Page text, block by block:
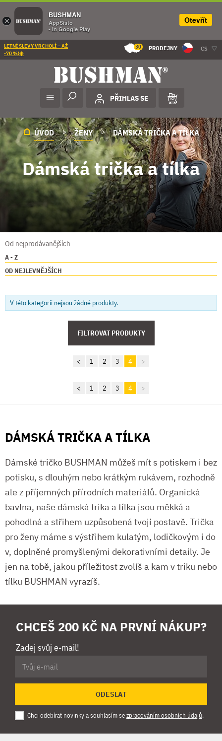
LETNÍ SLEVY VRCHOLÍ – AŽ
-70 %!☀️
30 PRODEJNY CS
PŘIHLAS SE
ÚVOD ŽENY DÁMSKÁ TRIČKA A TÍLKA
Dámská trička a tílka
Od nejprodávanějších
A - Z
OD NEJLEVNĚJŠÍCH
V této kategorii nejsou žádné produkty.
FILTROVAT PRODUKTY
< 1 2 3 4 >
< 1 2 3 4 >
DÁMSKÁ TRIČKA A TÍLKA
Dámské tričko BUSHMAN můžeš mít s potiskem i bez
potisku, s dlouhým nebo krátkým rukávem, rozhodně
ale z příjemných přírodních materiálů. Organická
bavlna, naše dámská trika a tílka jsou měkká a
pohodlná a střihem uzpůsobená tvojí postavě. Trička
pro ženy máme s výstřihem kulatým, lodičkovým i do
v, doplněné promyšlenými dekorativními detaily. Je
jen na tobě, jakou příležitost zvolíš a kam v triku nebo
tílku BUSHMAN vyrazíš.
CHCEŠ 200 KČ NA PRVNÍ NÁKUP?
Zadej svůj e-mail!
ODESLAT
Chci odebírat novinky a souhlasím sezpracováním osobních údajů.
×
BUSHMAN
AppSisto
- In Google Play
Otevřít